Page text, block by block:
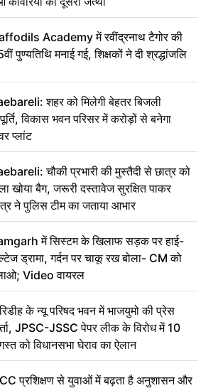
Academy में रवींद्रनाथ टैगोर की
पुण्यतिथि मनाई गई, शिक्षकों ने दी श्रद्धांजलि
शहर को मिलेगी बेहतर बिजली
विकास भवन परिसर में करोड़ों से बनेगा
प्लांट
चौकी प्रभारी की मुस्तैदी से छात्र को
खोया बैग, जरूरी दस्तावेज सुरक्षित पाकर
ने पुलिस टीम का जताया आभार
में सिस्टम के खिलाफ सड़क पर हाई-
ड्रामा, गर्दन पर चाकू रख बोला- CM को
Video वायरल
के न्यू परिषद भवन में भाजयुमो की प्रेस
JPSC-JSSC पेपर लीक के विरोध में 10
को विधानसभा घेराव का ऐलान
प्रशिक्षण से युवाओं में बढ़ता है अनुशासन और